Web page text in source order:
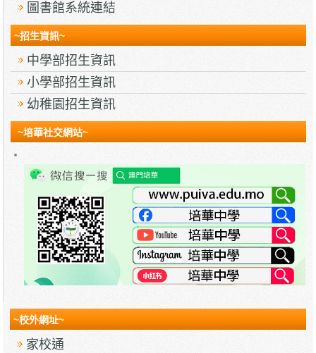
圖書館系統連結
~招生資訊~
中學部招生資訊
小學部招生資訊
幼稚園招生資訊
~培華社交網站~
~校外網址~
家校通